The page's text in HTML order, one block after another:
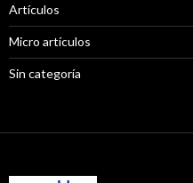
Artículos
Micro artículos
Sin categoría